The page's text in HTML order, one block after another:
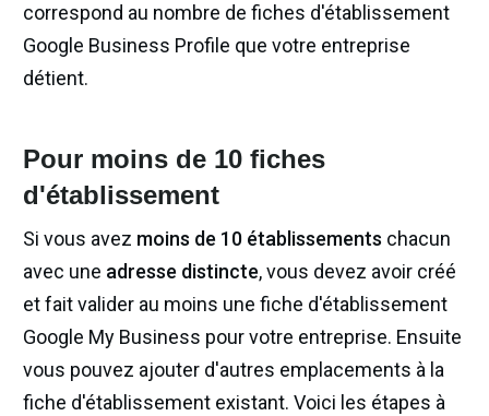
correspond au nombre de fiches d'établissement
Google Business Profile que votre entreprise
détient.
Pour moins de 10 fiches
d'établissement
Si vous avez moins de 10 établissements chacun
avec une adresse distincte, vous devez avoir créé
et fait valider au moins une fiche d'établissement
Google My Business pour votre entreprise. Ensuite
vous pouvez ajouter d'autres emplacements à la
fiche d'établissement existant. Voici les étapes à